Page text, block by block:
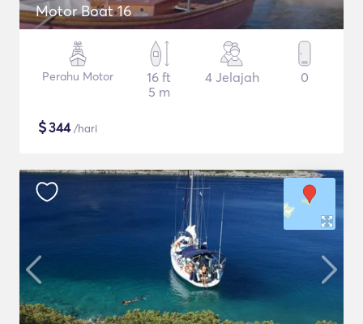
Motor Boat 16
Perahu Motor
16 ft
5 m
4 Jelajah 0
$344/hari